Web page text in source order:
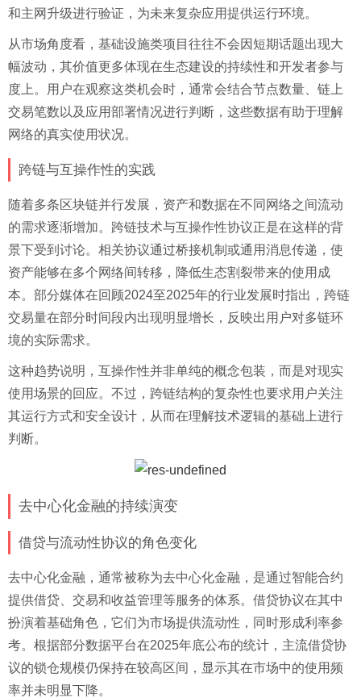
和主网升级进行验证，为未来复杂应用提供运行环境。
从市场角度看，基础设施类项目往往不会因短期话题出现大
幅波动，其价值更多体现在生态建设的持续性和开发者参与
度上。用户在观察这类机会时，通常会结合节点数量、链上
交易笔数以及应用部署情况进行判断，这些数据有助于理解
网络的真实使用状况。
跨链与互操作性的实践
随着多条区块链并行发展，资产和数据在不同网络之间流动
的需求逐渐增加。跨链技术与互操作性协议正是在这样的背
景下受到讨论。相关协议通过桥接机制或通用消息传递，使
资产能够在多个网络间转移，降低生态割裂带来的使用成
本。部分媒体在回顾2024至2025年的行业发展时指出，跨链
交易量在部分时间段内出现明显增长，反映出用户对多链环
境的实际需求。
这种趋势说明，互操作性并非单纯的概念包装，而是对现实
使用场景的回应。不过，跨链结构的复杂性也要求用户关注
其运行方式和安全设计，从而在理解技术逻辑的基础上进行
判断。
去中心化金融的持续演变
借贷与流动性协议的角色变化
去中心化金融，通常被称为去中心化金融，是通过智能合约
提供借贷、交易和收益管理等服务的体系。借贷协议在其中
扮演着基础角色，它们为市场提供流动性，同时形成利率参
考。根据部分数据平台在2025年底公布的统计，主流借贷协
议的锁仓规模仍保持在较高区间，显示其在市场中的使用频
率并未明显下降。